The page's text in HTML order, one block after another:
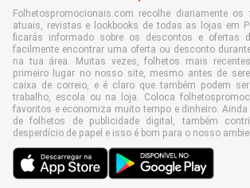
Folhetospromocionais.com recolhe diariamente
atuais, revistas e lookbooks de todas as lojas em
ficarás informado sobre os descontos e ofertas
facilmente encontrar uma oferta ou desconto
na tua área. Muitas vezes, folhetos mais
primeiro lugar no nosso site, mesmo antes de
caixa de correio, e é claro que também podem
trabalho, escola ou na loja. Coloca
favoritos e economiza muito tempo e dinheiro.
de folhetos de publicidade digital, também
desperdício de papel e isso é bom para o nosso